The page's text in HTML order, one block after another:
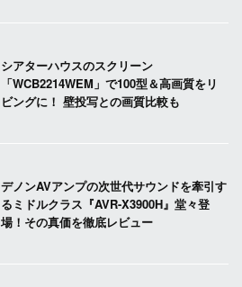
シアターハウスのスクリーン
「WCB2214WEM」で100型＆高画質をリ
ビングに！ 壁投写との画質比較も
デノンAVアンプの次世代サウンドを牽引す
るミドルクラス『AVR-X3900H』堂々登
場！その真価を徹底レビュー